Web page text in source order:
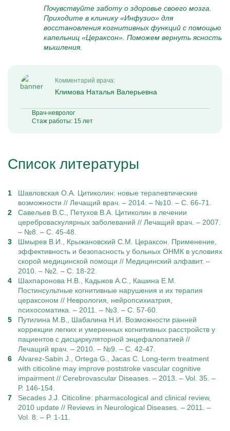
Почувствуйте заботу о здоровье своего мозга.
Приходите в клинику «Инфузио» для
восстановления когнитивных функций с помощью
капельниц «Цераксон». Поможем вернуть ясность
мышления.
Комментарий врача:
Климова Наталья Валерьевна
Врач-невролог
Стаж работы: 15 лет
Список литературы
Шавловская О.А. Цитиколин: новые терапевтические
возможности // Лечащий врач. – 2014. – №10. – С. 66-71.
Савельев В.С., Петухов В.А. Цитиколин в лечении
цереброваскулярных заболеваний // Лечащий врач. – 2007.
– №8. – С. 45-48.
Шмырев В.И., Крыжановский С.М. Цераксон. Применение,
эффективность и безопасность у больных ОНМК в условиях
скорой медицинской помощи // Медицинский алфавит. –
2010. – №2. – С. 18-22.
Шахпаронова Н.В., Кадыков А.С., Кашина Е.М.
Постинсультные когнитивные нарушения и их терапия
цераксоном // Неврология, нейропсихиатрия,
психосоматика. – 2011. – №3. – С. 57-60.
Путилина М.В., Шабалина Н.И. Возможности ранней
коррекции легких и умеренных когнитивных расстройств у
пациентов с дисциркуляторной энцефалопатией //
Лечащий врач. – 2010. – №9. – С. 42-47.
Alvarez-Sabin J., Ortega G., Jacas C. Long-term treatment
with citicoline may improve poststroke vascular cognitive
impairment // Cerebrovascular Diseases. – 2013. – Vol. 35. –
P. 146-154.
Secades J.J. Citicoline: pharmacological and clinical review,
2010 update // Reviews in Neurological Diseases. – 2011. –
Vol. 8. – P. 1-11.